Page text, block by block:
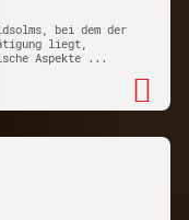
bei dem der
liegt,
Aspekte ...